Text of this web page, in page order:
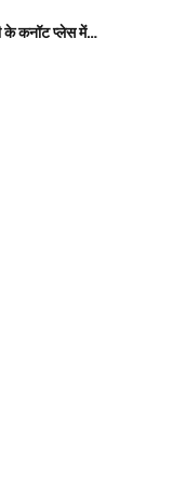
के कनॉट प्लेस में…